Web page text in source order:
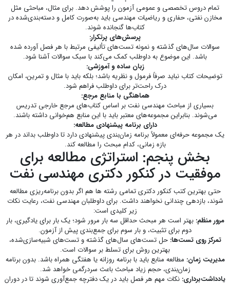
تمام دروس تخصصی و عمومی آزمون را پوشش دهد. برای مثال، مباحثی مثل
مخازن نفتی، حفاری و ریاضیات مهندسی باید به‌صورت کامل و دسته‌بندی‌شده در
کتاب‌ها گنجانده شوند.
پرسش‌های پرتکرار:
سوالات سال‌های گذشته و نمونه تست‌های تألیفی مرتبط با هر فصل آورده شده
باشد. این موضوع به داوطلب کمک می‌کند با سبک سوالات آشنا شود.
زبان ساده و آموزشی:
توضیحات کتاب نباید صرفاً فرمول و نظریه باشد؛ بلکه باید با مثال و تمرین، امکان
درک راحت‌تر برای داوطلب فراهم شود.
هماهنگی با منابع مرجع:
بسیاری از مباحث مهندسی نفت بر اساس کتاب‌های مرجع خارجی تدریس
می‌شوند. بنابراین مجموعه‌های معتبر باید با این منابع هم‌خوانی داشته باشند.
دارای برنامه پیشنهادی مطالعه:
یک مجموعه حرفه‌ای معمولاً برنامه زمان‌بندی پیشنهادی دارد تا داوطلب بداند در هر
بازه زمانی، کدام مبحث را مطالعه کند.
بخش پنجم: استراتژی مطالعه برای
موفقیت در کنکور دکتری مهندسی نفت
حتی بهترینکتب کنکور دکتری تمامی رشته ها هم اگر بدون برنامه‌ریزی مطالعه
شوند، بازدهی چندانی نخواهند داشت. برای داوطلبان مهندسی نفت، رعایت نکات
زیر کلیدی است:
مرور منظم: بهتر است هر مبحث حداقل سه بار مرور شود؛ یک بار برای یادگیری، بار
دوم برای تثبیت، و بار سوم برای جمع‌بندی پیش از آزمون.
تمرکز روی تست‌ها: حل تست‌های سال‌های گذشته و تست‌های شبیه‌سازی‌شده،
بهترین روش برای تسلط بر سوالات است.
مدیریت زمان: مطالعه منابع باید با برنامه روزانه یا هفتگی همراه باشد. بدون برنامه
زمان‌بندی، حجم زیاد مباحث باعث سردرگمی خواهد شد.
یادداشت‌برداری: نکات مهم هر فصل باید در یک دفترچه جمع‌آوری شوند تا در دوران